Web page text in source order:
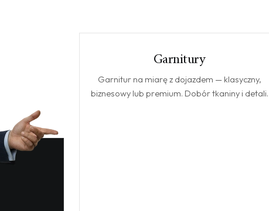
Garnitury
Garnitur na miarę z dojazdem — klasyczny,
biznesowy lub premium. Dobór tkaniny i detali.